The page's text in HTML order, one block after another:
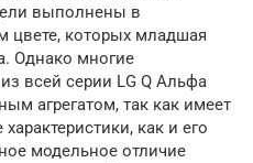
выполнены в
цвете, которых младшая
Однако многие
всей серии LG Q Альфа
агрегатом, так как имеет
как и его
модельное отличие